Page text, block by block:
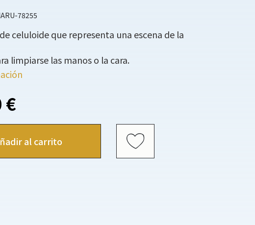
78255
celuloide que representa una escena de la
limpiarse las manos o la cara.
€
al carrito